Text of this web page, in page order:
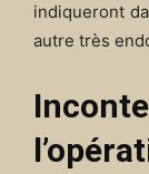
indiqueront
autre très